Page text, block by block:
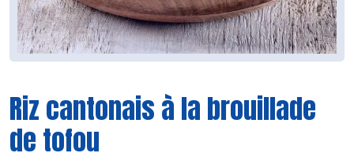
Riz cantonais à la brouillade
de tofou